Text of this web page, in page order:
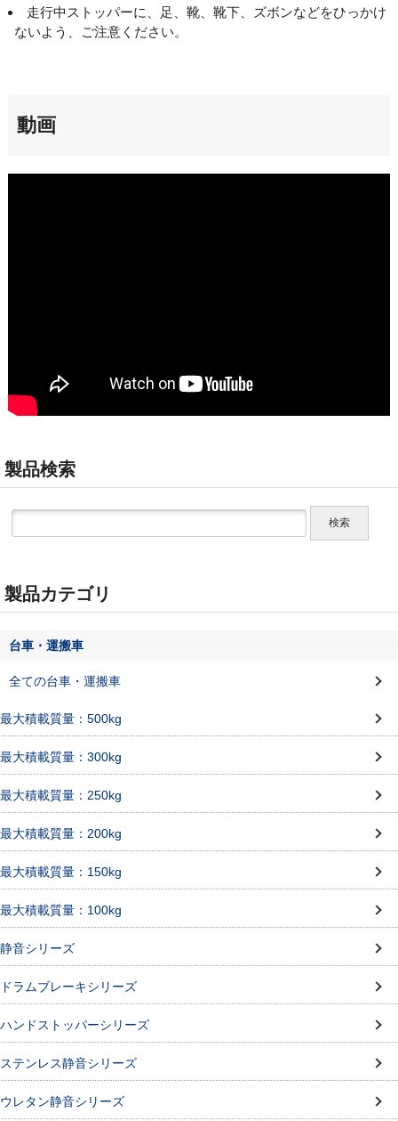
走行中ストッパーに、足、靴、靴下、ズボンなどをひっかけ
ないよう、ご注意ください。
動画
製品検索
製品カテゴリ
台車・運搬車
全ての台車・運搬車
最大積載質量：500kg
最大積載質量：300kg
最大積載質量：250kg
最大積載質量：200kg
最大積載質量：150kg
最大積載質量：100kg
静音シリーズ
ドラムブレーキシリーズ
ハンドストッパーシリーズ
ステンレス静音シリーズ
ウレタン静音シリーズ